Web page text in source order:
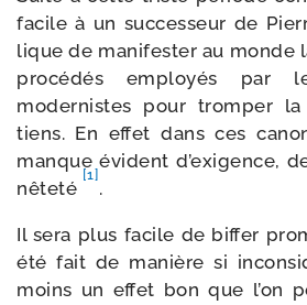
facile à un suc­ces­seur de
lique de mani­fes­ter au monde
pro­cé­dés employés par
moder­nistes pour trom­per
tiens. En effet dans ces
manque évident d’exi­gence,
nê­te­té
[1]
.
Il sera plus facile de bif­fer
été fait de manière si
moins un effet bon que l’on